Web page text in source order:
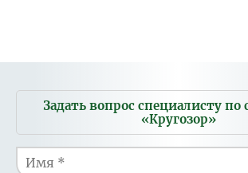
Мобильное
менюЗадать вопрос специалисту по
«Кругозор»